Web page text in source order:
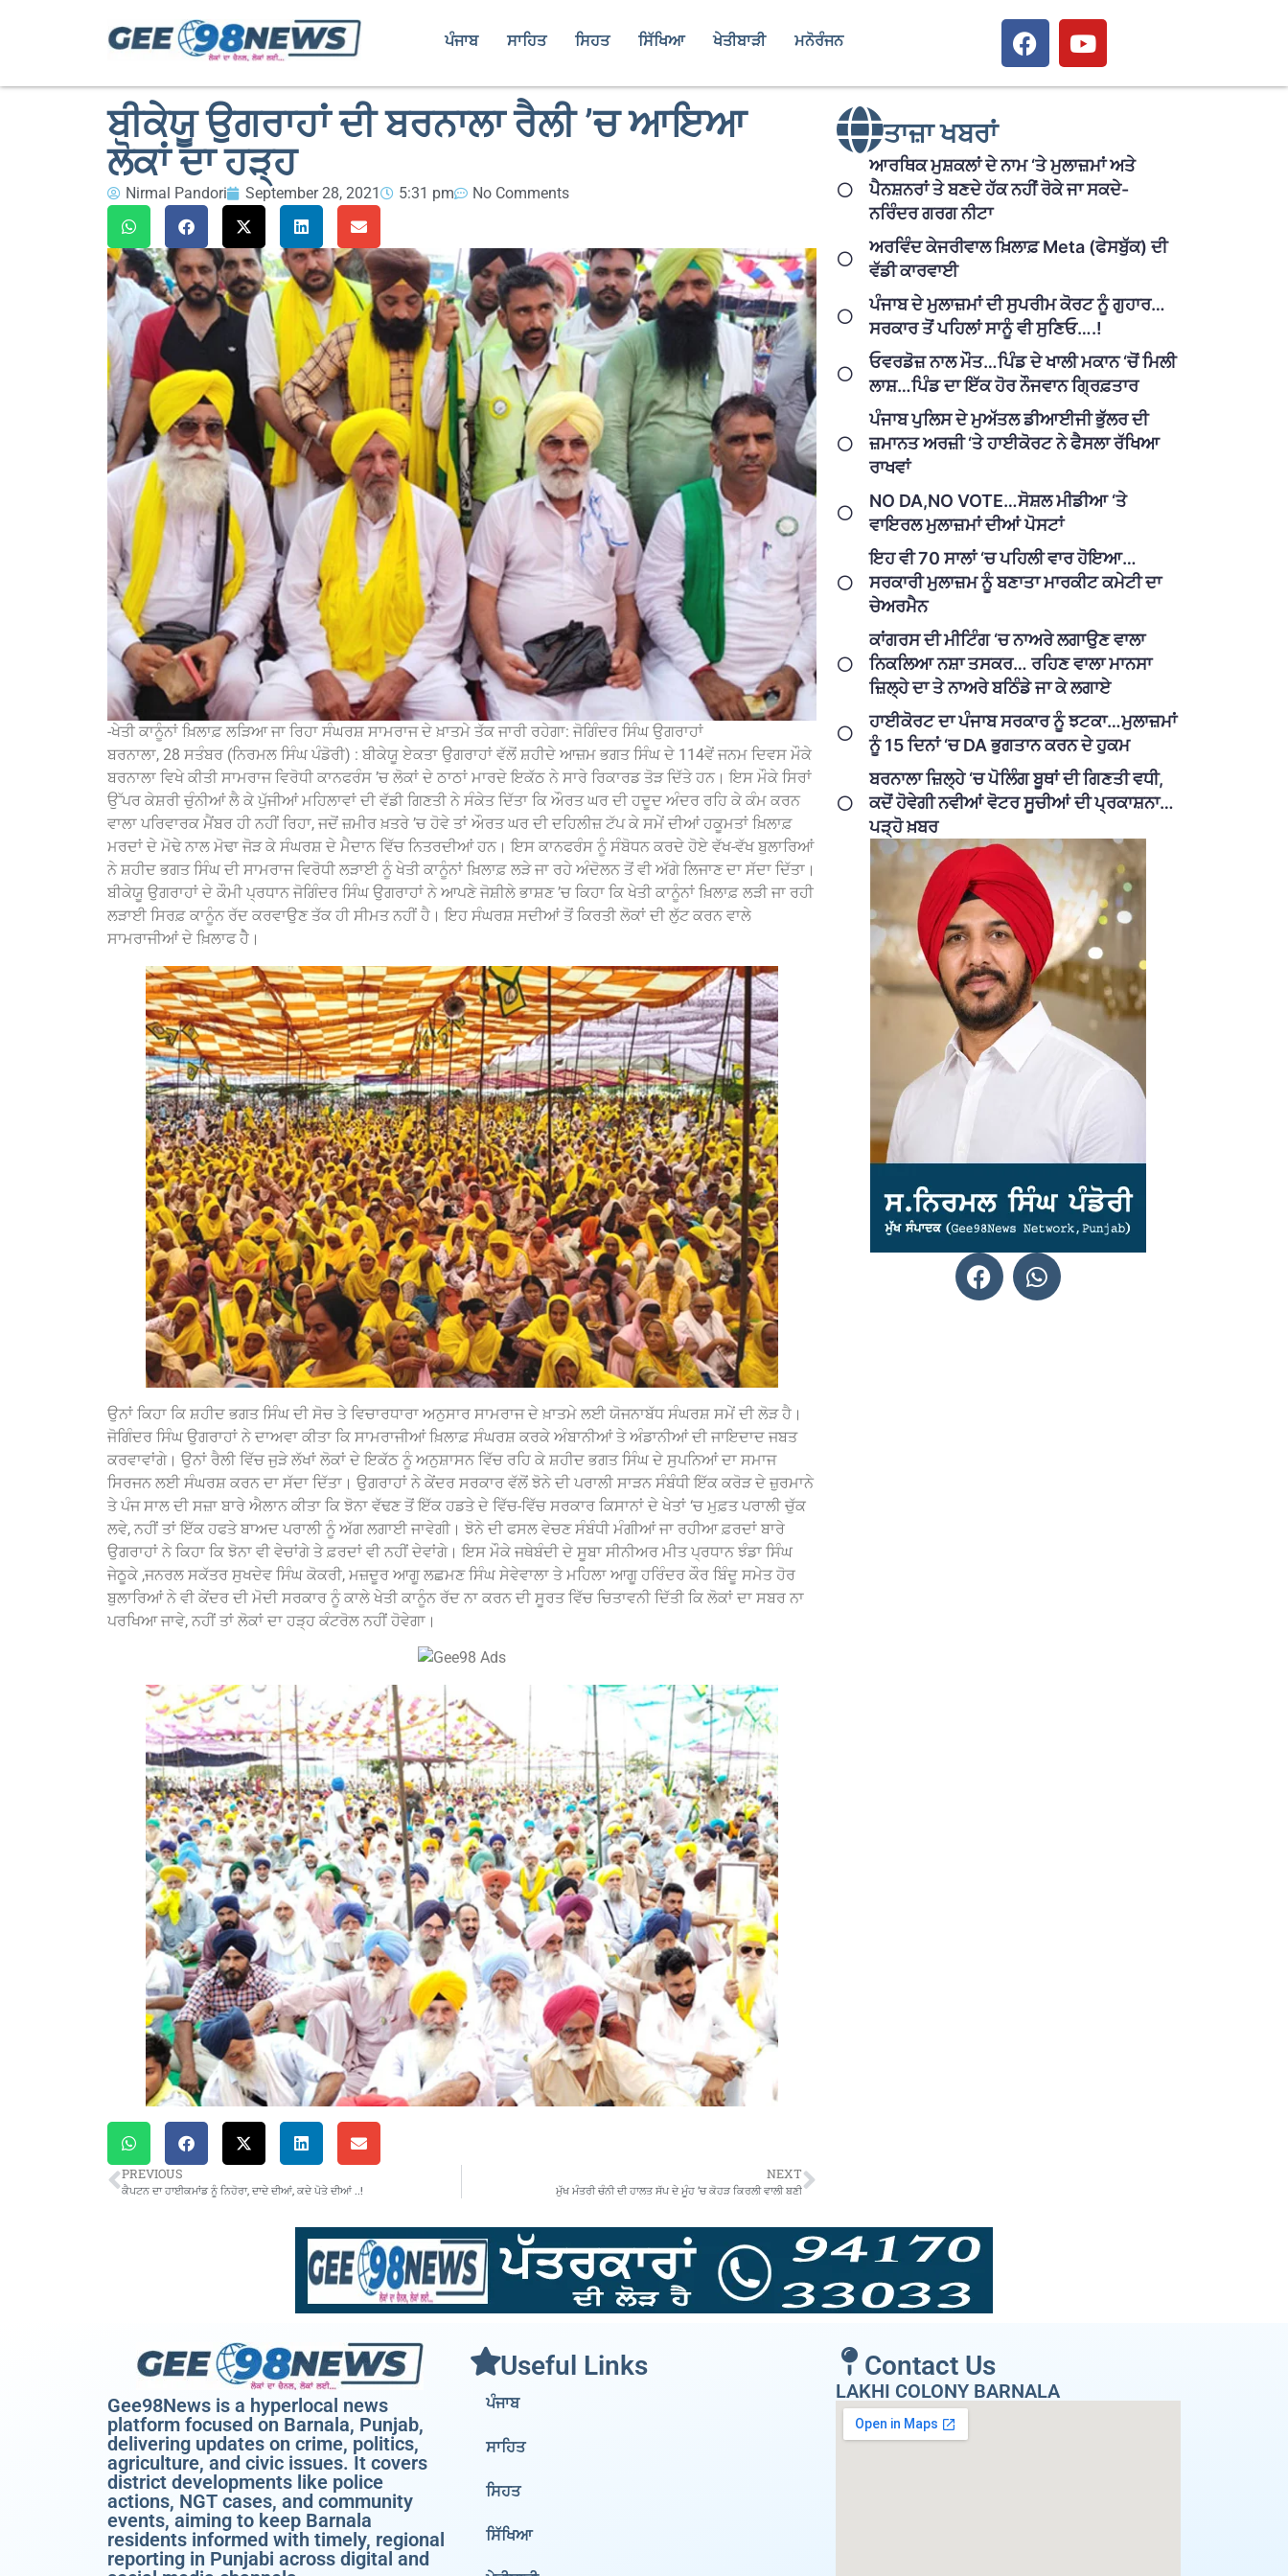
ਪੰਜਾਬ ਸਾਹਿਤ ਸਿਹਤ ਸਿੱਖਿਆ ਖੇਤੀਬਾੜੀ ਮਨੋਰੰਜਨ
ਬੀਕੇਯੂ ਉਗਰਾਹਾਂ ਦੀ ਬਰਨਾਲਾ ਰੈਲੀ ’ਚ ਆਇਆ
ਲੋਕਾਂ ਦਾ ਹੜ੍ਹ
Nirmal Pandori September 28, 2021 5:31 pm No Comments
-ਖੇਤੀ ਕਾਨੂੰਨਾਂ ਖ਼ਿਲਾਫ਼ ਲੜਿਆ ਜਾ ਰਿਹਾ ਸੰਘਰਸ਼ ਸਾਮਰਾਜ ਦੇ ਖ਼ਾਤਮੇ ਤੱਕ ਜਾਰੀ ਰਹੇਗਾ: ਜੋਗਿੰਦਰ ਸਿੰਘ ਉਗਰਾਹਾਂ
ਬਰਨਾਲਾ, 28 ਸਤੰਬਰ (ਨਿਰਮਲ ਸਿੰਘ ਪੰਡੋਰੀ) : ਬੀਕੇਯੂ ਏਕਤਾ ਉਗਰਾਹਾਂ ਵੱਲੋਂ ਸ਼ਹੀਦੇ ਆਜ਼ਮ ਭਗਤ ਸਿੰਘ ਦੇ 114ਵੇਂ ਜਨਮ ਦਿਵਸ ਮੌਕੇ
ਬਰਨਾਲਾ ਵਿਖੇ ਕੀਤੀ ਸਾਮਰਾਜ ਵਿਰੋਧੀ ਕਾਨਫਰੰਸ ’ਚ ਲੋਕਾਂ ਦੇ ਠਾਠਾਂ ਮਾਰਦੇ ਇਕੱਠ ਨੇ ਸਾਰੇ ਰਿਕਾਰਡ ਤੋੜ ਦਿੱਤੇ ਹਨ। ਇਸ ਮੌਕੇ ਸਿਰਾਂ
ਉੱਪਰ ਕੇਸ਼ਰੀ ਚੁੰਨੀਆਂ ਲੈ ਕੇ ਪੁੱਜੀਆਂ ਮਹਿਲਾਵਾਂ ਦੀ ਵੱਡੀ ਗਿਣਤੀ ਨੇ ਸੰਕੇਤ ਦਿੱਤਾ ਕਿ ਔਰਤ ਘਰ ਦੀ ਹਦੂਦ ਅੰਦਰ ਰਹਿ ਕੇ ਕੰਮ ਕਰਨ
ਵਾਲਾ ਪਰਿਵਾਰਕ ਮੈਂਬਰ ਹੀ ਨਹੀਂ ਰਿਹਾ, ਜਦੋਂ ਜ਼ਮੀਰ ਖ਼ਤਰੇ ’ਚ ਹੋਵੇ ਤਾਂ ਔਰਤ ਘਰ ਦੀ ਦਹਿਲੀਜ਼ ਟੱਪ ਕੇ ਸਮੇਂ ਦੀਆਂ ਹਕੂਮਤਾਂ ਖ਼ਿਲਾਫ਼
ਮਰਦਾਂ ਦੇ ਮੋਢੇ ਨਾਲ ਮੋਢਾ ਜੋੜ ਕੇ ਸੰਘਰਸ਼ ਦੇ ਮੈਦਾਨ ਵਿੱਚ ਨਿਤਰਦੀਆਂ ਹਨ। ਇਸ ਕਾਨਫਰੰਸ ਨੂੰ ਸੰਬੋਧਨ ਕਰਦੇ ਹੋਏ ਵੱਖ-ਵੱਖ ਬੁਲਾਰਿਆਂ
ਨੇ ਸ਼ਹੀਦ ਭਗਤ ਸਿੰਘ ਦੀ ਸਾਮਰਾਜ ਵਿਰੋਧੀ ਲੜਾਈ ਨੂੰ ਖੇਤੀ ਕਾਨੂੰਨਾਂ ਖ਼ਿਲਾਫ਼ ਲੜੇ ਜਾ ਰਹੇ ਅੰਦੋਲਨ ਤੋਂ ਵੀ ਅੱਗੇ ਲਿਜਾਣ ਦਾ ਸੱਦਾ ਦਿੱਤਾ।
ਬੀਕੇਯੂ ਉਗਰਾਹਾਂ ਦੇ ਕੌਮੀ ਪ੍ਰਧਾਨ ਜੋਗਿੰਦਰ ਸਿੰਘ ਉਗਰਾਹਾਂ ਨੇ ਆਪਣੇ ਜੋਸ਼ੀਲੇ ਭਾਸ਼ਣ ’ਚ ਕਿਹਾ ਕਿ ਖੇਤੀ ਕਾਨੂੰਨਾਂ ਖ਼ਿਲਾਫ਼ ਲੜੀ ਜਾ ਰਹੀ
ਲੜਾਈ ਸਿਰਫ਼ ਕਾਨੂੰਨ ਰੱਦ ਕਰਵਾਉਣ ਤੱਕ ਹੀ ਸੀਮਤ ਨਹੀਂ ਹੈ। ਇਹ ਸੰਘਰਸ਼ ਸਦੀਆਂ ਤੋਂ ਕਿਰਤੀ ਲੋਕਾਂ ਦੀ ਲੁੱਟ ਕਰਨ ਵਾਲੇ
ਸਾਮਰਾਜੀਆਂ ਦੇ ਖ਼ਿਲਾਫ ਹੈੇ।
ਉਨਾਂ ਕਿਹਾ ਕਿ ਸ਼ਹੀਦ ਭਗਤ ਸਿੰਘ ਦੀ ਸੋਚ ਤੇ ਵਿਚਾਰਧਾਰਾ ਅਨੁਸਾਰ ਸਾਮਰਾਜ ਦੇ ਖ਼ਾਤਮੇ ਲਈ ਯੋਜਨਾਬੱਧ ਸੰਘਰਸ਼ ਸਮੇਂ ਦੀ ਲੋੜ ਹੈ।
ਜੋਗਿੰਦਰ ਸਿੰਘ ਉਗਰਾਹਾਂ ਨੇ ਦਾਅਵਾ ਕੀਤਾ ਕਿ ਸਾਮਰਾਜੀਆਂ ਖ਼ਿਲਾਫ਼ ਸੰਘਰਸ਼ ਕਰਕੇ ਅੰਬਾਨੀਆਂ ਤੇ ਅੰਡਾਨੀਆਂ ਦੀ ਜਾਇਦਾਦ ਜਬਤ
ਕਰਵਾਵਾਂਗੇ। ਉਨਾਂ ਰੈਲੀ ਵਿੱਚ ਜੁੜੇ ਲੱਖਾਂ ਲੋਕਾਂ ਦੇ ਇਕੱਠ ਨੂੰ ਅਨੁਸ਼ਾਸਨ ਵਿੱਚ ਰਹਿ ਕੇ ਸ਼ਹੀਦ ਭਗਤ ਸਿੰਘ ਦੇ ਸੁਪਨਿਆਂ ਦਾ ਸਮਾਜ
ਸਿਰਜਨ ਲਈ ਸੰਘਰਸ਼ ਕਰਨ ਦਾ ਸੱਦਾ ਦਿੱਤਾ। ਉਗਰਾਹਾਂ ਨੇ ਕੇਂਦਰ ਸਰਕਾਰ ਵੱਲੋਂ ਝੋਨੇ ਦੀ ਪਰਾਲੀ ਸਾੜਨ ਸੰਬੰਧੀ ਇੱਕ ਕਰੋੜ ਦੇ ਜ਼ੁਰਮਾਨੇ
ਤੇ ਪੰਜ ਸਾਲ ਦੀ ਸਜ਼ਾ ਬਾਰੇ ਐਲਾਨ ਕੀਤਾ ਕਿ ਝੋਨਾ ਵੱਢਣ ਤੋਂ ਇੱਕ ਹਡਤੇ ਦੇ ਵਿੱਚ-ਵਿੱਚ ਸਰਕਾਰ ਕਿਸਾਨਾਂ ਦੇ ਖੇਤਾਂ ‘ਚ ਮੁਫ਼ਤ ਪਰਾਲੀ ਚੁੱਕ
ਲਵੇ, ਨਹੀਂ ਤਾਂ ਇੱਕ ਹਫਤੇ ਬਾਅਦ ਪਰਾਲੀ ਨੂੰ ਅੱਗ ਲਗਾਈ ਜਾਵੇਗੀ। ਝੋਨੇ ਦੀ ਫਸਲ ਵੇਚਣ ਸੰਬੰਧੀ ਮੰਗੀਆਂ ਜਾ ਰਹੀਆ ਫ਼ਰਦਾਂ ਬਾਰੇ
ਉਗਰਾਹਾਂ ਨੇ ਕਿਹਾ ਕਿ ਝੋਨਾ ਵੀ ਵੇਚਾਂਗੇ ਤੇ ਫ਼ਰਦਾਂ ਵੀ ਨਹੀਂ ਦੇਵਾਂਗੇ। ਇਸ ਮੌਕੇ ਜਥੇਬੰਦੀ ਦੇ ਸੂਬਾ ਸੀਨੀਅਰ ਮੀਤ ਪ੍ਰਧਾਨ ਝੰਡਾ ਸਿੰਘ
ਜੇਠੂਕੇ ,ਜਨਰਲ ਸਕੱਤਰ ਸੁਖਦੇਵ ਸਿੰਘ ਕੋਕਰੀ, ਮਜ਼ਦੂਰ ਆਗੂ ਲਛਮਣ ਸਿੰਘ ਸੇਵੇਵਾਲਾ ਤੇ ਮਹਿਲਾ ਆਗੂ ਹਰਿੰਦਰ ਕੌਰ ਬਿੰਦੂ ਸਮੇਤ ਹੋਰ
ਬੁਲਾਰਿਆਂ ਨੇ ਵੀ ਕੇਂਦਰ ਦੀ ਮੋਦੀ ਸਰਕਾਰ ਨੂੰ ਕਾਲੇ ਖੇਤੀ ਕਾਨੂੰਨ ਰੱਦ ਨਾ ਕਰਨ ਦੀ ਸੂਰਤ ਵਿੱਚ ਚਿਤਾਵਨੀ ਦਿੱਤੀ ਕਿ ਲੋਕਾਂ ਦਾ ਸਬਰ ਨਾ
ਪਰਖਿਆ ਜਾਵੇ, ਨਹੀਂ ਤਾਂ ਲੋਕਾਂ ਦਾ ਹੜ੍ਹ ਕੰਟਰੋਲ ਨਹੀਂ ਹੋਵੇਗਾ।
PREVIOUS
ਕੈਪਟਨ ਦਾ ਹਾਈਕਮਾਂਡ ਨੂੰ ਨਿਹੋਰਾ, ਦਾਦੇ ਦੀਆਂ, ਕਦੇ ਪੋਤੇ ਦੀਆਂ ..!
NEXT
ਮੁੱਖ ਮੰਤਰੀ ਚੰਨੀ ਦੀ ਹਾਲਤ ਸੱਪ ਦੇ ਮੂੰਹ ’ਚ ਕੋਹੜ ਕਿਰਲੀ ਵਾਲੀ ਬਣੀ
ਤਾਜ਼ਾ ਖਬਰਾਂ
ਆਰਥਿਕ ਮੁਸ਼ਕਲਾਂ ਦੇ ਨਾਮ ‘ਤੇ ਮੁਲਾਜ਼ਮਾਂ ਅਤੇ
ਪੈਨਸ਼ਨਰਾਂ ਤੇ ਬਣਦੇ ਹੱਕ ਨਹੀਂ ਰੋਕੇ ਜਾ ਸਕਦੇ-
ਨਰਿੰਦਰ ਗਰਗ ਨੀਟਾ
ਅਰਵਿੰਦ ਕੇਜਰੀਵਾਲ ਖ਼ਿਲਾਫ਼ Meta (ਫੇਸਬੁੱਕ) ਦੀ
ਵੱਡੀ ਕਾਰਵਾਈ
ਪੰਜਾਬ ਦੇ ਮੁਲਾਜ਼ਮਾਂ ਦੀ ਸੁਪਰੀਮ ਕੋਰਟ ਨੂੰ ਗੁਹਾਰ…
ਸਰਕਾਰ ਤੋਂ ਪਹਿਲਾਂ ਸਾਨੂੰ ਵੀ ਸੁਣਿਓ….!
ਓਵਰਡੋਜ਼ ਨਾਲ ਮੌਤ…ਪਿੰਡ ਦੇ ਖਾਲੀ ਮਕਾਨ ‘ਚੋਂ ਮਿਲੀ
ਲਾਸ਼…ਪਿੰਡ ਦਾ ਇੱਕ ਹੋਰ ਨੌਜਵਾਨ ਗ੍ਰਿਫ਼ਤਾਰ
ਪੰਜਾਬ ਪੁਲਿਸ ਦੇ ਮੁਅੱਤਲ ਡੀਆਈਜੀ ਭੁੱਲਰ ਦੀ
ਜ਼ਮਾਨਤ ਅਰਜ਼ੀ ‘ਤੇ ਹਾਈਕੋਰਟ ਨੇ ਫੈਸਲਾ ਰੱਖਿਆ
ਰਾਖਵਾਂ
NO DA,NO VOTE…ਸੋਸ਼ਲ ਮੀਡੀਆ ‘ਤੇ
ਵਾਇਰਲ ਮੁਲਾਜ਼ਮਾਂ ਦੀਆਂ ਪੋਸਟਾਂ
ਇਹ ਵੀ 70 ਸਾਲਾਂ ‘ਚ ਪਹਿਲੀ ਵਾਰ ਹੋਇਆ…
ਸਰਕਾਰੀ ਮੁਲਾਜ਼ਮ ਨੂੰ ਬਣਾਤਾ ਮਾਰਕੀਟ ਕਮੇਟੀ ਦਾ
ਚੇਅਰਮੈਨ
ਕਾਂਗਰਸ ਦੀ ਮੀਟਿੰਗ ‘ਚ ਨਾਅਰੇ ਲਗਾਉਣ ਵਾਲਾ
ਨਿਕਲਿਆ ਨਸ਼ਾ ਤਸਕਰ… ਰਹਿਣ ਵਾਲਾ ਮਾਨਸਾ
ਜ਼ਿਲ੍ਹੇ ਦਾ ਤੇ ਨਾਅਰੇ ਬਠਿੰਡੇ ਜਾ ਕੇ ਲਗਾਏ
ਹਾਈਕੋਰਟ ਦਾ ਪੰਜਾਬ ਸਰਕਾਰ ਨੂੰ ਝਟਕਾ…ਮੁਲਾਜ਼ਮਾਂ
ਨੂੰ 15 ਦਿਨਾਂ ‘ਚ DA ਭੁਗਤਾਨ ਕਰਨ ਦੇ ਹੁਕਮ
ਬਰਨਾਲਾ ਜ਼ਿਲ੍ਹੇ ‘ਚ ਪੋਲਿੰਗ ਬੂਥਾਂ ਦੀ ਗਿਣਤੀ ਵਧੀ,
ਕਦੋਂ ਹੋਵੇਗੀ ਨਵੀਆਂ ਵੋਟਰ ਸੂਚੀਆਂ ਦੀ ਪ੍ਰਕਾਸ਼ਨਾ…
ਪੜ੍ਹੋ ਖ਼ਬਰ
Gee98News is a hyperlocal news
platform focused on Barnala, Punjab,
delivering updates on crime, politics,
agriculture, and civic issues. It covers
district developments like police
actions, NGT cases, and community
events, aiming to keep Barnala
residents informed with timely, regional
reporting in Punjabi across digital and
Useful Links
ਪੰਜਾਬ
ਸਾਹਿਤ
ਸਿਹਤ
ਸਿੱਖਿਆ
Contact Us
LAKHI COLONY BARNALA